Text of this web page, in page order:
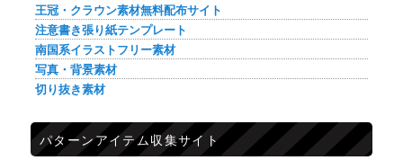
王冠・クラウン素材無料配布サイト
注意書き張り紙テンプレート
南国系イラストフリー素材
写真・背景素材
切り抜き素材
パターンアイテム収集サイト